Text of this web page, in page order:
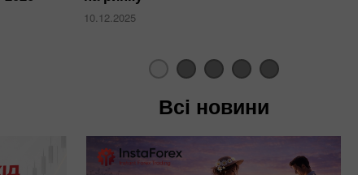
10.12.2025
Всі новини